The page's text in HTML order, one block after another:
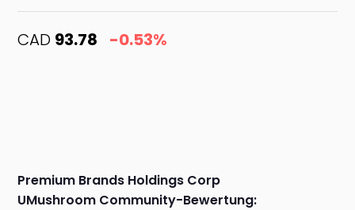
CAD 93.78 -0.53%
Premium Brands Holdings Corp
UMushroom Community-Bewertung: